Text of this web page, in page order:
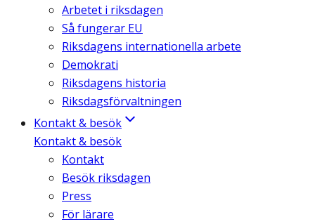
Arbetet i riksdagen
Så fungerar EU
Riksdagens internationella arbete
Demokrati
Riksdagens historia
Riksdagsförvaltningen
Kontakt & besök
Kontakt & besök
Kontakt
Besök riksdagen
Press
För lärare